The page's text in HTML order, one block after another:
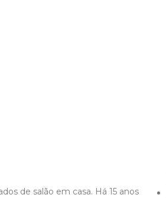
de salão em casa. Há 15 anos